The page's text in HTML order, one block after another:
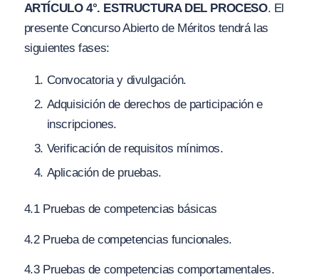
ARTÍCULO 4°. ESTRUCTURA DEL PROCESO. El
presente Concurso Abierto de Méritos tendrá las
siguientes fases:
Convocatoria y divulgación.
Adquisición de derechos de participación e
inscripciones.
Verificación de requisitos mínimos.
Aplicación de pruebas.
4.1 Pruebas de competencias básicas
4.2 Prueba de competencias funcionales.
4.3 Pruebas de competencias comportamentales.